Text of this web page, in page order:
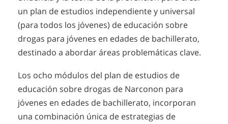
un plan de estudios independiente y universal
(para todos los jóvenes) de educación sobre
drogas para jóvenes en edades de bachillerato,
destinado a abordar áreas problemáticas clave.
Los ocho módulos del plan de estudios de
educación sobre drogas de Narconon para
jóvenes en edades de bachillerato, incorporan
una combinación única de estrategias de